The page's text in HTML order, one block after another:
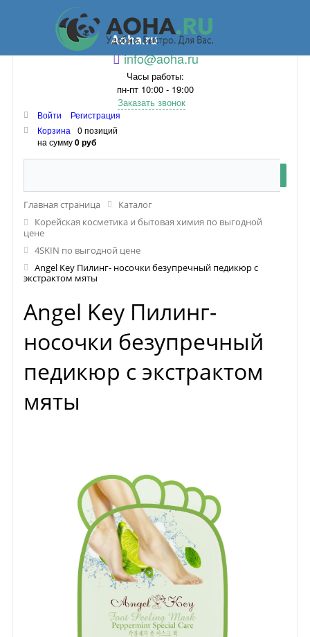
Aoha.ru
info@aoha.ru
Часы работы:
пн-пт 10:00 - 19:00
Заказать звонок
Войти
Регистрация
Корзина
0 позиций
на сумму0 руб
Главная страница
Каталог
Корейская косметика и бытовая химия по выгодной
цене
4SKIN по выгодной цене
Angel Key Пилинг- носочки безупречный педикюр с
экстрактом мяты
Angel Key Пилинг-
носочки безупречный
педикюр с экстрактом
мяты